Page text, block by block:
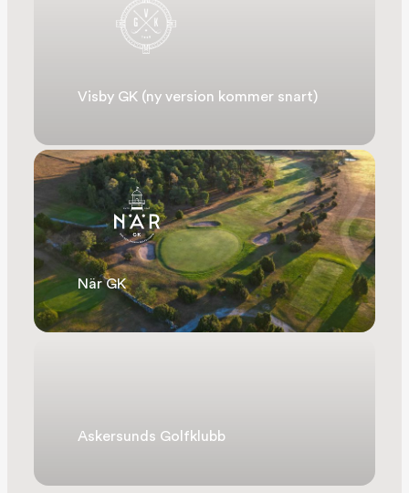
Visby GK (ny version kommer snart)
När GK
Askersunds Golfklubb